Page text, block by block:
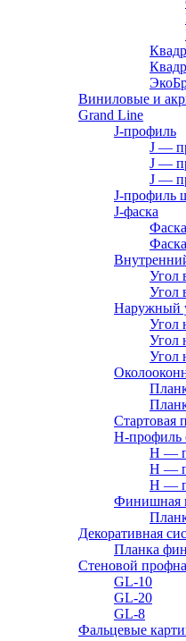
Виниловые и
Grand Line
J-профиль
J —
J —
J —
J-профиль
J-фаска
Угол
Угол
Наружный
Угол
Угол
Угол
Стартовая
H-профиль
Н —
H —
Н —
Финишная
Декоративная
Планка
Стеновой
GL-10
GL-20
GL-8
Фальцевые